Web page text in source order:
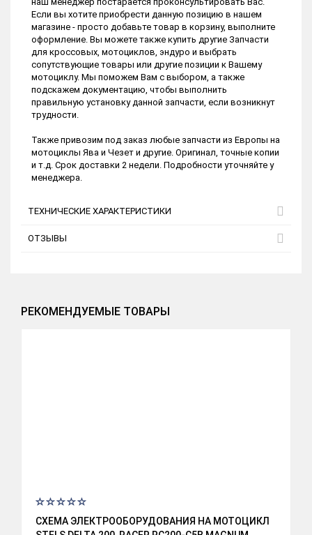
Если вы хотите приобрести данную позицию в нашем
магазине - просто добавьте товар в корзину, выполните
оформление. Вы можете также купить другие Запчасти
для кроссовых, мотоциклов, эндуро и выбрать
сопутствующие товары или другие позиции к Вашему
мотоциклу. Мы поможем Вам с выбором, а также
подскажем документацию, чтобы выполнить
правильную установку данной запчасти, если возникнут
трудности.
Также привозим под заказ любые запчасти из Европы на
мотоциклы Ява и Чезет и другие. Оригинал, точные копии
и т.д. Срок доставки 2 недели. Подробности уточняйте у
менеджера.
ТЕХНИЧЕСКИЕ ХАРАКТЕРИСТИКИ
ОТЗЫВЫ
РЕКОМЕНДУЕМЫЕ ТОВАРЫ
СХЕМА ЭЛЕКТРООБОРУДОВАНИЯ НА МОТОЦИКЛ